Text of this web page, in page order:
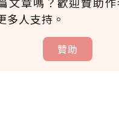
多人支持。
贊助